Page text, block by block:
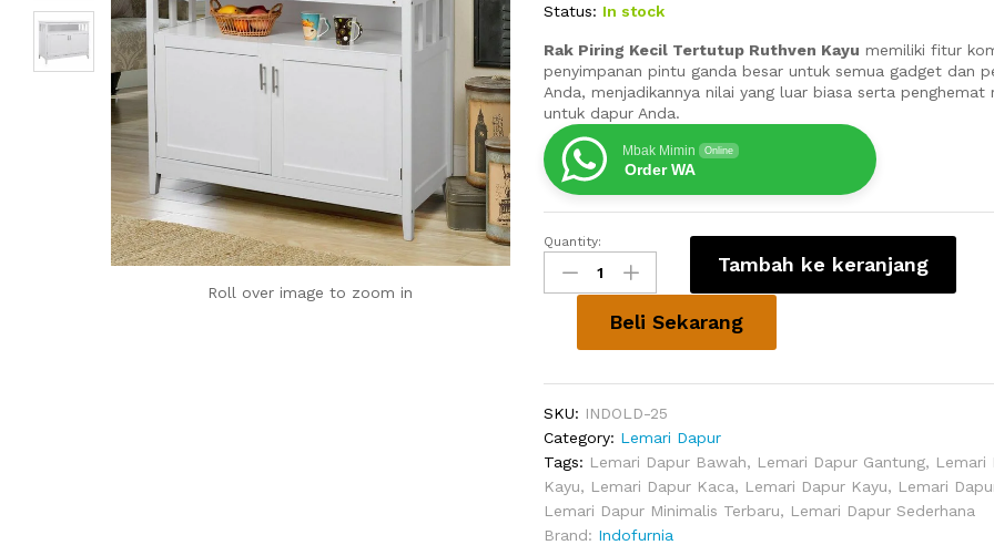
Roll over image to zoom in
Status: In stock
Rak Piring Kecil Tertutup Ruthven Kayu memiliki fitur
penyimpanan pintu ganda besar untuk semua gadget dan
Anda, menjadikannya nilai yang luar biasa serta penghemat
untuk dapur Anda.
Mbak Mimin Online
Order WA
Rak
Piring
Kecil
Quantity:
Tambah ke keranjang
Beli Sekarang
SKU: INDOLD-25
Category: Lemari Dapur
Tags: Lemari Dapur Bawah, Lemari Dapur Gantung, Lemari
Kayu, Lemari Dapur Kaca, Lemari Dapur Kayu, Lemari
Lemari Dapur Minimalis Terbaru, Lemari Dapur Sederhana
Brand: Indofurnia